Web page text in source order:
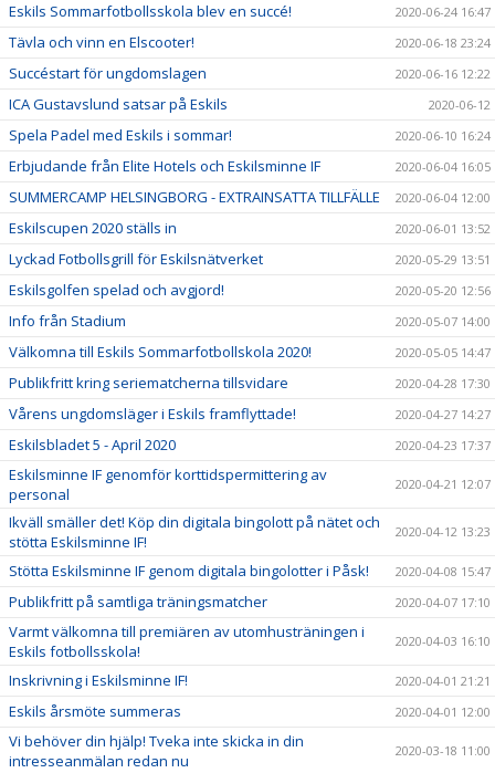
Eskils Sommarfotbollsskola blev en succé! 2020-06-24 16:47
Tävla och vinn en Elscooter! 2020-06-18 23:24
Succéstart för ungdomslagen 2020-06-16 12:22
ICA Gustavslund satsar på Eskils 2020-06-12
Spela Padel med Eskils i sommar! 2020-06-10 16:24
Erbjudande från Elite Hotels och Eskilsminne IF 2020-06-04 16:05
SUMMERCAMP HELSINGBORG - EXTRAINSATTA TILLFÄLLE 2020-06-04 12:00
Eskilscupen 2020 ställs in 2020-06-01 13:52
Lyckad Fotbollsgrill för Eskilsnätverket 2020-05-29 13:51
Eskilsgolfen spelad och avgjord! 2020-05-20 12:56
Info från Stadium 2020-05-07 14:00
Välkomna till Eskils Sommarfotbollskola 2020! 2020-05-05 14:47
Publikfritt kring seriematcherna tillsvidare 2020-04-28 17:30
Vårens ungdomsläger i Eskils framflyttade! 2020-04-27 14:27
Eskilsbladet 5 - April 2020 2020-04-23 17:37
Eskilsminne IF genomför korttidspermittering av
personal
2020-04-21 12:07
Ikväll smäller det! Köp din digitala bingolott på nätet och
stötta Eskilsminne IF!
2020-04-12 13:23
Stötta Eskilsminne IF genom digitala bingolotter i Påsk! 2020-04-08 15:47
Publikfritt på samtliga träningsmatcher 2020-04-07 17:10
Varmt välkomna till premiären av utomhusträningen i
Eskils fotbollsskola!
2020-04-03 16:10
Inskrivning i Eskilsminne IF! 2020-04-01 21:21
Eskils årsmöte summeras 2020-04-01 12:00
Vi behöver din hjälp! Tveka inte skicka in din
intresseanmälan redan nu
2020-03-18 11:00